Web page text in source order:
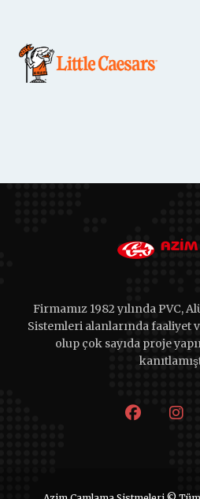
Firmamız 1982 yılında PVC,
Sistemleri alanlarında faaliyet
olup çok sayıda proje